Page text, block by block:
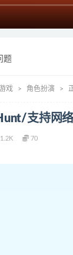
题
戏 角色扮演
支持网
70